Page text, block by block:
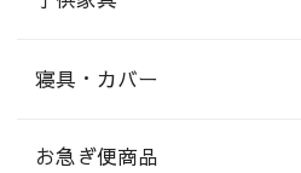
寝具・カバー
お急ぎ便商品